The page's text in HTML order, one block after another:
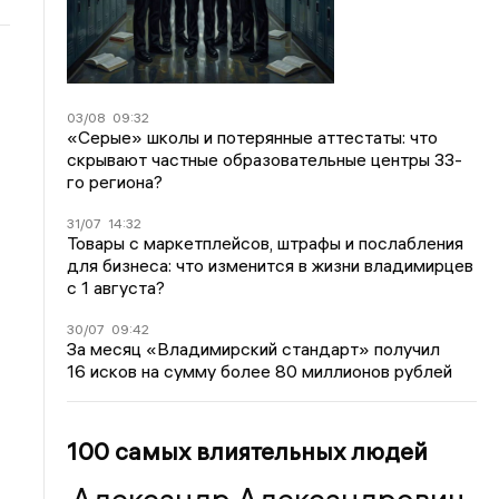
03/08 09:32
«Серые» школы и потерянные аттестаты: что
скрывают частные образовательные центры 33-
го региона?
31/07 14:32
Товары с маркетплейсов, штрафы и послабления
для бизнеса: что изменится в жизни владимирцев
с 1 августа?
30/07 09:42
За месяц «Владимирский стандарт» получил
16 исков на сумму более 80 миллионов рублей
100 самых влиятельных людей